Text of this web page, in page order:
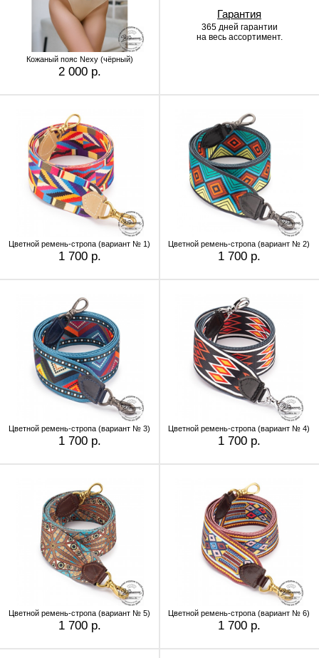
Кожаный пояс Nexy (чёрный)
2 000 р.
Гарантия
365 дней гарантии
на весь ассортимент.
Цветной ремень-стропа (вариант № 1)
1 700 р.
Цветной ремень-стропа (вариант № 2)
1 700 р.
Цветной ремень-стропа (вариант № 3)
1 700 р.
Цветной ремень-стропа (вариант № 4)
1 700 р.
Цветной ремень-стропа (вариант № 5)
1 700 р.
Цветной ремень-стропа (вариант № 6)
1 700 р.